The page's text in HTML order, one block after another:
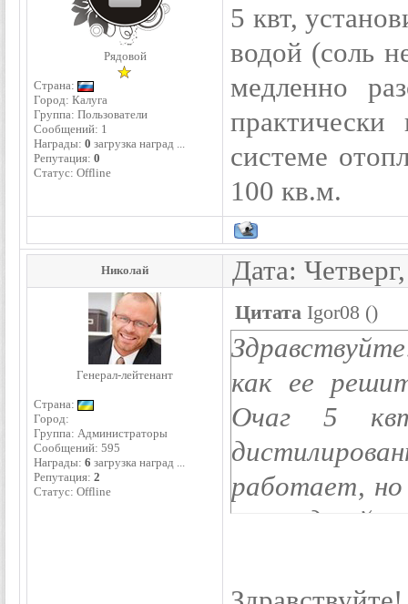
Рядовой
Страна:
Город: Калуга
Группа: Пользователи
Сообщений: 1
Награды: 0 загрузка наград ...
Репутация: 0
Статус: Offline
5 квт,
водой (соль
медленно
системе
100 кв.м.
Николай Дата:
Генерал-лейтенант
Страна:
Город:
Группа: Администраторы
Сообщений: 595
Награды: 6 загрузка наград ...
Репутация: 2
Статус: Offline
Цитата Igor08 ()
как ее
Очаг 5
работает, но
прошедший
воды,